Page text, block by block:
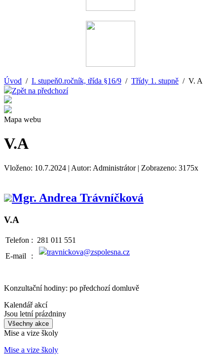
Úvod / I. stupeň0.ročník, třída §16/9 / Třídy 1. stupně / V. A
Zpět na předchozí
Mapa webu
V.A
Vloženo: 10.7.2024 | Autor: Administrátor | Zobrazeno: 3175x
Mgr. Andrea Trávníčková
V.A
Telefon : 281 011 551
E-mail
: travnickova@zspolesna.cz
Konzultační hodiny: po předchozí domluvě
Kalendář akcí
Jsou letní prázdniny
Všechny akce
Mise a vize školy
Mise a vize školy